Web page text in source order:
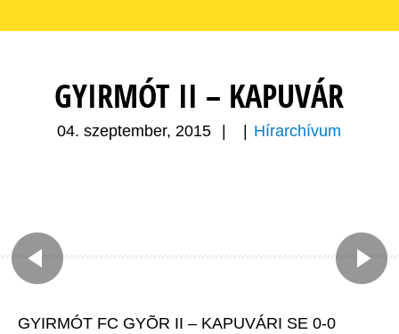
GYIRMÓT II – KAPUVÁR
04. szeptember, 2015 Hírarchívum
GYIRMÓT FC GYÕR II – KAPUVÁRI SE 0-0